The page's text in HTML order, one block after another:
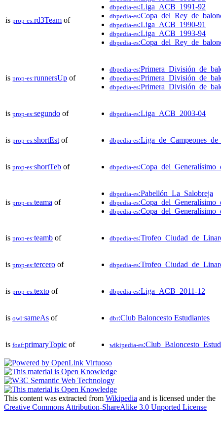
is prop-es:rd3Team of
dbpedia-es:Liga_ACB_1991-92
dbpedia-es
dbpedia-es:Liga_ACB_1990-91
dbpedia-es:Liga_ACB_1993-94
dbpedia-es
is prop-es:runnersUp of
dbpedia-es
dbpedia-es
dbpedia-es
is prop-es:segundo of dbpedia-es:Liga_ACB_2003-04
is prop-es:shortEst of dbpedia-es
is prop-es:shortTeb of dbpedia-es
is prop-es:teama of
dbpedia-es:Pabellón_La_Salobreja
dbpedia-es
dbpedia-es
is prop-es:teamb of dbpedia-es
is prop-es:tercero of dbpedia-es
is prop-es:texto of dbpedia-es:Liga_ACB_2011-12
is owl:sameAs of dbr:Club Baloncesto Estudiantes
is foaf:primaryTopic of wikipedia-es
This content was extracted from Wikipedia and is licensed under the
Creative Commons Attribution-ShareAlike 3.0 Unported License